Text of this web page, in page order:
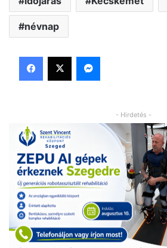
névnap
Facebook
X Messenger
- Hirdetés -